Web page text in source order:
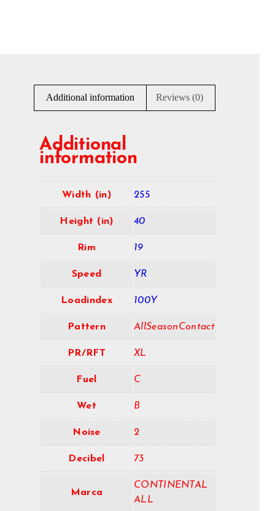
Additional information Reviews (0)
Additional
information
Width (in) 255
Height (in) 40
Rim 19
Speed YR
Loadindex 100Y
Pattern AllSeasonContact
PR/RFT XL
Fuel C
Wet B
Noise 2
Decibel 73
Marca
CONTINENTAL
ALL